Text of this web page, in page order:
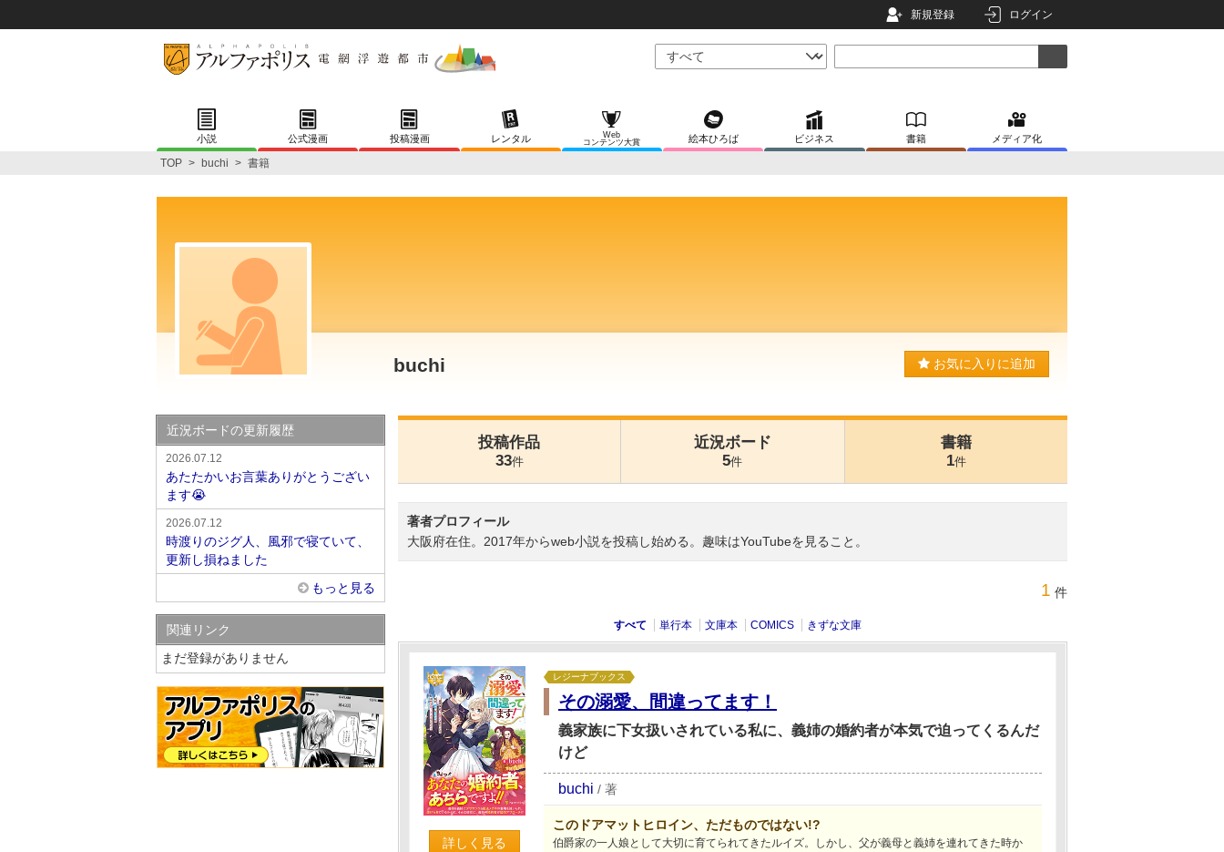
新規登録 ログイン
小説 公式漫画 投稿漫画 レンタル
Web
コンテンツ大賞
絵本ひろば ビジネス 書籍 メディア化
TOP > buchi > 書籍
buchi お気に入りに追加
投稿作品
33件
近況ボード
5件
書籍
1件
著者プロフィール
大阪府在住。2017年からweb小説を投稿し始める。趣味はYouTubeを見ること。
1 件
すべて 単行本 文庫本 COMICS きずな文庫
詳しく見る
レジーナブックス
その溺愛、間違ってます！
義家族に下女扱いされている私に、義姉の婚約者が本気で迫ってくるんだ
けど
buchi / 著
このドアマットヒロイン、ただものではない!?
伯爵家の一人娘として大切に育てられてきたルイズ。しかし、父が義母と義姉を連れてきた時か
近況ボードの更新履歴
2026.07.12
あたたかいお言葉ありがとうござい
ます😭
2026.07.12
時渡りのジグ人、風邪で寝ていて、
更新し損ねました
もっと見る
関連リンク
まだ登録がありません